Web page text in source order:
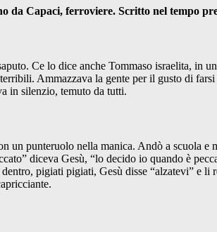
da Capaci, ferroviere. Scritto nel tempo
Ce lo dice anche Tommaso israelita, in
Ammazzava la gente per il gusto di
in silenzio, temuto da tutti.
un punteruolo nella manica. Andò a scuola
diceva Gesù, “lo decido io quando è
pigiati pigiati, Gesù disse “alzatevi” e li